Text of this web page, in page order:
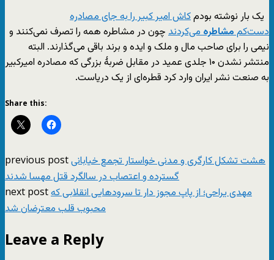
یک بار نوشته بودمکاش امیر کبیر را به جای مصادره
دست‌کممشاطرهمی‌کردند چون در مشاطره همه را تصرف نمی‌کنند و
نیمی را برای صاحب مال و ملک و ایده و برند باقی می‌گذارند. البته
منتشر نشدن ۱۰ جلدی عمید در مقابل ضربۀ بزرگی که مصادره امیرکبیر
به صنعت نشر ایران وارد کرد قطره‌ای از یک دریاست.
Share this:
previous postهشت تشکل کارگری و مدنی خواستار تجمع خیابانی
گسترده و اعتصاب در سالگرد قتل مهسا شدند
next postمهدی یراحی؛ از پاپ مجوز دار تا سرودهایی انقلابی که
محبوب قلب معترضان شد
Leave a Reply